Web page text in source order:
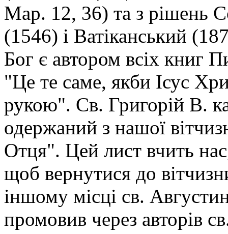
Мар. 12, 36) та з рішень
(1546) і Ватіканський
Бог є автором всіх книг
"Це те саме, якби Ісус
рукою". Св. Григорій В.
одержаний з нашої
Отця". Цей лист вчить
щоб вернутися до
іншому місці св.
промовив через авторів